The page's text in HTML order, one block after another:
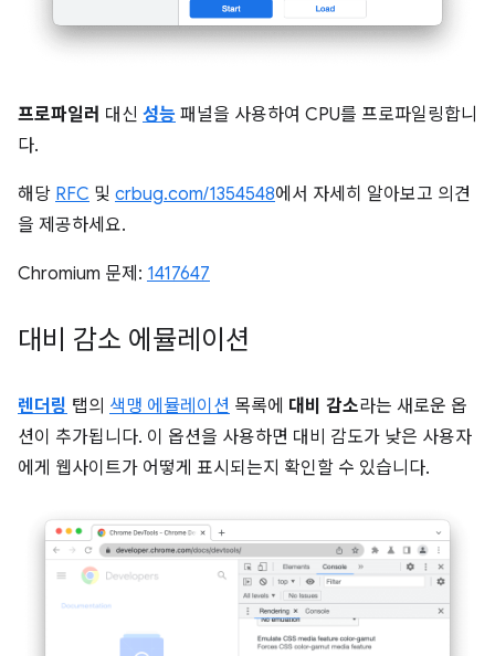
프로파일러 대신 성능 패널을 사용하여 CPU를 프로파일링합니
다.
해당 RFC 및 crbug.com/1354548에서 자세히 알아보고 의견
을 제공하세요.
Chromium 문제: 1417647
대비 감소 에뮬레이션
렌더링 탭의 색맹 에뮬레이션 목록에 대비 감소라는 새로운 옵
션이 추가됩니다. 이 옵션을 사용하면 대비 감도가 낮은 사용자
에게 웹사이트가 어떻게 표시되는지 확인할 수 있습니다.